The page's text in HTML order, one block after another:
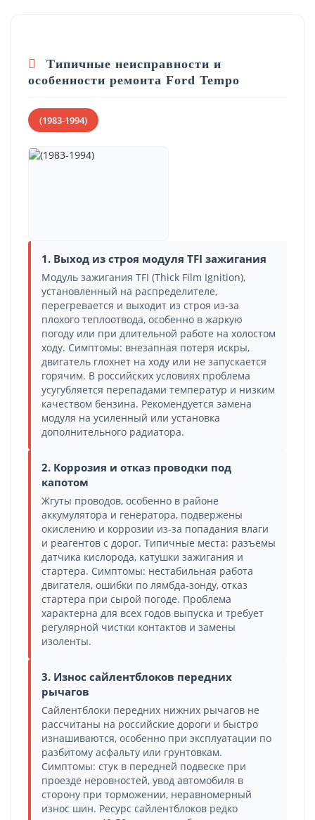
Типичные неисправности и
особенности ремонта Ford Tempo
(1983-1994)
1. Выход из строя модуля TFI зажигания
Модуль зажигания TFI (Thick Film Ignition),
установленный на распределителе,
перегревается и выходит из строя из-за
плохого теплоотвода, особенно в жаркую
погоду или при длительной работе на холостом
ходу. Симптомы: внезапная потеря искры,
двигатель глохнет на ходу или не запускается
горячим. В российских условиях проблема
усугубляется перепадами температур и низким
качеством бензина. Рекомендуется замена
модуля на усиленный или установка
дополнительного радиатора.
2. Коррозия и отказ проводки под
капотом
Жгуты проводов, особенно в районе
аккумулятора и генератора, подвержены
окислению и коррозии из-за попадания влаги
и реагентов с дорог. Типичные места: разъемы
датчика кислорода, катушки зажигания и
стартера. Симптомы: нестабильная работа
двигателя, ошибки по лямбда-зонду, отказ
стартера при сырой погоде. Проблема
характерна для всех годов выпуска и требует
регулярной чистки контактов и замены
изоленты.
3. Износ сайлентблоков передних
рычагов
Сайлентблоки передних нижних рычагов не
рассчитаны на российские дороги и быстро
изнашиваются, особенно при эксплуатации по
разбитому асфальту или грунтовкам.
Симптомы: стук в передней подвеске при
проезде неровностей, увод автомобиля в
сторону при торможении, неравномерный
износ шин. Ресурс сайлентблоков редко